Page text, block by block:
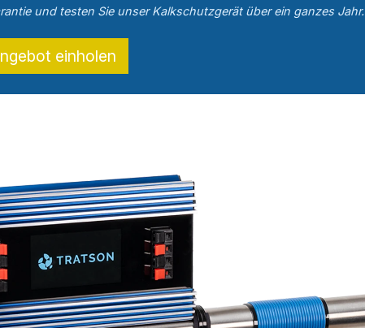
und testen Sie unser Kalkschutzgerät über ein ganzes Jahr.
einholen